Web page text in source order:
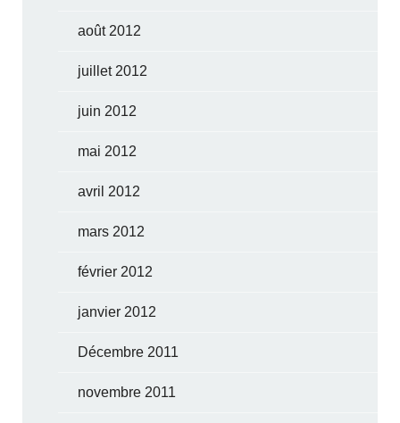
août 2012
juillet 2012
juin 2012
mai 2012
avril 2012
mars 2012
février 2012
janvier 2012
Décembre 2011
novembre 2011